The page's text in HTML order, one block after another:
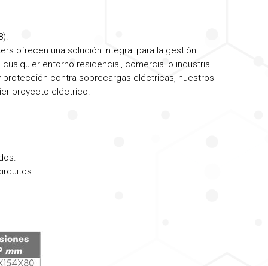
ofrecen una solución integral para la gestión
entorno residencial, comercial o industrial.
contra sobrecargas eléctricas, nuestros
proyecto eléctrico.